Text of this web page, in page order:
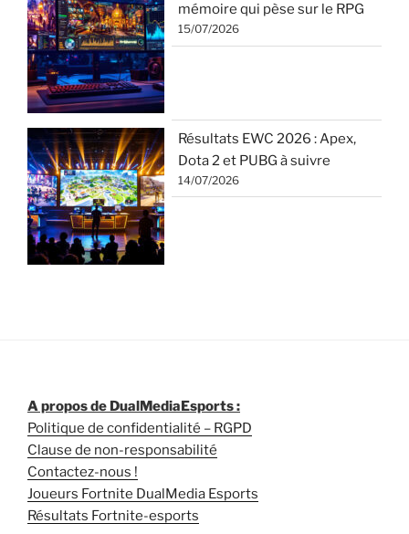
mémoire qui pèse sur le RPG
15/07/2026
Résultats EWC 2026 : Apex,
Dota 2 et PUBG à suivre
14/07/2026
A propos de DualMediaEsports :
Politique de confidentialité – RGPD
Clause de non-responsabilité
Contactez-nous !
Joueurs Fortnite DualMedia Esports
Résultats Fortnite-esports